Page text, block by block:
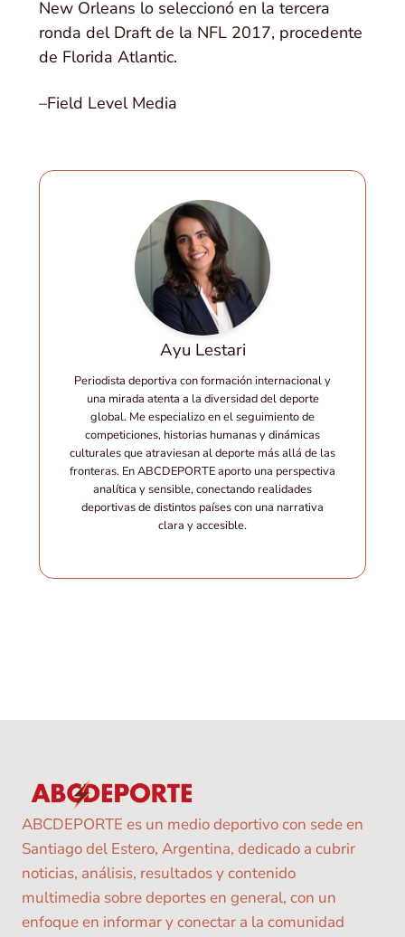
New Orleans lo seleccionó en la tercera
ronda del Draft de la NFL 2017, procedente
de Florida Atlantic.
–Field Level Media
Ayu Lestari
Periodista deportiva con formación internacional y
una mirada atenta a la diversidad del deporte
global. Me especializo en el seguimiento de
competiciones, historias humanas y dinámicas
culturales que atraviesan al deporte más allá de las
fronteras. En ABCDEPORTE aporto una perspectiva
analítica y sensible, conectando realidades
deportivas de distintos países con una narrativa
clara y accesible.
ABCDEPORTE es un medio deportivo con sede en
Santiago del Estero, Argentina, dedicado a cubrir
noticias, análisis, resultados y contenido
multimedia sobre deportes en general, con un
enfoque en informar y conectar a la comunidad